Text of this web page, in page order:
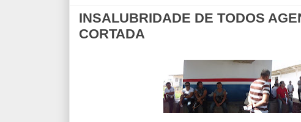
INSALUBRIDADE DE TODOS
CORTADA